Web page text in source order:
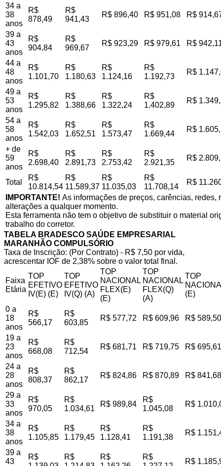
34 a
38
anos
R$
878,49
R$
941,43
R$ 896,40 R$ 951,08 R$
39 a
43
anos
R$
904,84
R$
969,67
R$ 923,29 R$ 979,61 R$
44 a
48
anos
R$
1.101,70
R$
1.180,63
R$
1.124,16
R$
1.192,73
R$
49 a
53
anos
R$
1.295,82
R$
1.388,66
R$
1.322,24
R$
1.402,89
R$
54 a
58
anos
R$
1.542,03
R$
1.652,51
R$
1.573,47
R$
1.669,44
R$
+ de
59
anos
R$
2.698,40
R$
2.891,73
R$
2.753,42
R$
2.921,35
R$
Total
R$
10.814,54
R$
11.589,37
R$
11.035,03
R$
11.708,14
R$
IMPORTANTE! As informações de preços, carências,
alterações a qualquer momento.
Esta ferramenta não tem o objetivo de substituir o material
trabalho do corretor.
TABELA BRADESCO SAÚDE EMPRESARIAL
MARANHÃO COMPULSÓRIO
Taxa de Inscrição: (Por Contrato) - R$ 7,50 por vida,
acrescentar IOF de 2,38% sobre o valor total final.
Faixa
Etária
TOP
EFETIVO
IV(E) (E)
TOP
EFETIVO
IV(Q) (A)
TOP
NACIONAL
FLEX(E)
(E)
TOP
NACIONAL
FLEX(Q)
(A)
TOP
(E)
0 a
18
anos
R$
566,17
R$
603,85
R$ 577,72 R$ 609,96 R$ 589,50
19 a
23
anos
R$
668,08
R$
712,54
R$ 681,71 R$ 719,75 R$ 695,61
24 a
28
anos
R$
808,37
R$
862,17
R$ 824,86 R$ 870,89 R$ 841,68
29 a
33
anos
R$
970,05
R$
1.034,61
R$ 989,84
R$
1.045,08
R$
34 a
38
anos
R$
1.105,85
R$
1.179,45
R$
1.128,41
R$
1.191,38
R$
39 a
43
R$
R$
R$
R$
R$